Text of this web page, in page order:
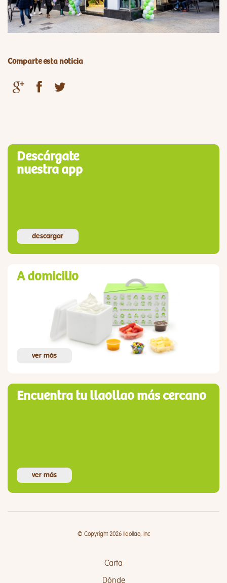
Comparte esta noticia
Descárgate
nuestra app
descargar
A domicilio
ver más
Encuentra tu llaollao más cercano
ver más
© Copyright 2026 llaollao, Inc
Carta
Dónde